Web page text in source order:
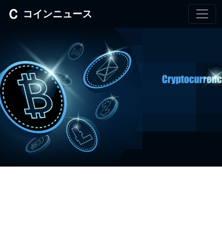
コインニュース